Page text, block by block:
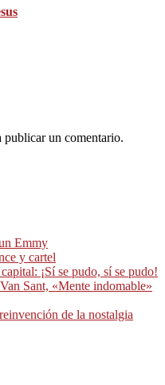
publicar un comentario.
Emmy
y cartel
¡Sí se pudo, sí se pudo!
Sant, «Mente indomable»
de la nostalgia